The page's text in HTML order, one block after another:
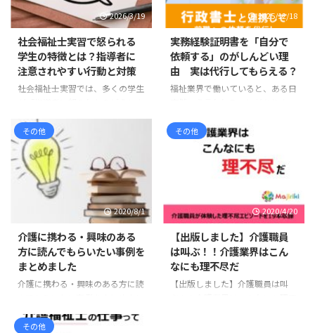
2026/3/19
社会福祉士実習で怒られる
学生の特徴とは？指導者に
注意されやすい行動と対策
社会福祉士実習では、多くの学生
う」と不安に感じます。 実際、
実習中に指導を受ける場面は少な
くありません。しかし、その多く
は能力の問題ではなく、基本的な
姿勢やマナーに関するものです。
実習先の職員は、学生を厳しく指
導したいわけではありません。む
しろ「福祉職として大切な姿勢」
ら指導しています。 この記事で
は、社会福祉士実習で指導を受け
やすい学生の特徴と、実習前に意
識しておきたいポイントを紹介し
習で最も多く指導されるのが ...
2025/12/18
実務経験証明書を「自分で
依頼する」のがしんどい理
由 実は代行してもらえる？
福祉業界で働いていると、ある日
てください」 指定申請、基礎研
修、資格取得、転職など、理由は
さまざまですが、この一言で一気
に気持ちが重くなる方は少なくあ
ている。でも、正直しんどい」
この記事では、福祉業界で実際に
明書を自分で依頼しようとしたと
きにつまずきやすい理由を整理し
ます。 実は、利用する方が増えて
います！実務経験証明書請求代行
その他
2020/8/1
介護に携わる・興味のある
方に読んでもらいたい事例を
まとめました
介護に携わる・興味のある方に読
た（小説風） ケース検討会等で
の事例報告のように堅い感じでは
その他
2020/4/20
【出版しました】介護職員
は叫ぶ！！介護業界はこん
なにも理不尽だ
【出版しました】介護職員は叫
その他